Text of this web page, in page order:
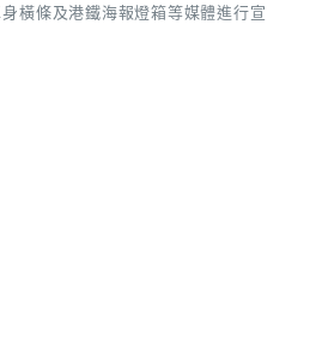
橫條及港鐵海報燈箱等媒體進行宣